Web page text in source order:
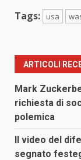
Tags: usa
ARTICOLI
Mark
richiesta di
polemica
Il video del
segnato